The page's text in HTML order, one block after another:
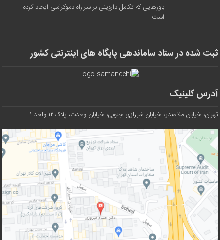
باورهایی که تکامل داروینی بر سر راه دموکراسی ایجاد کرده
است.
ثبت شده در ستاد ساماندهی پایگاه های اینترنتی کشور
آدرس کلینیک
تهران، خیابان ملاصدرا، خیابان شیرازی جنوبی، خیابان وحدت، پلاک ۱۲ واحد ۱